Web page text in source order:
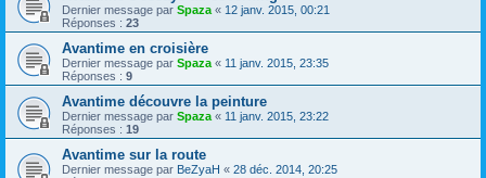
Dernier message par Spaza « 12 janv. 2015, 00:21
Réponses : 23
Avantime en croisière
Dernier message par Spaza « 11 janv. 2015, 23:35
Réponses : 9
Avantime découvre la peinture
Dernier message par Spaza « 11 janv. 2015, 23:22
Réponses : 19
Avantime sur la route
Dernier message par BeZyaH « 28 déc. 2014, 20:25